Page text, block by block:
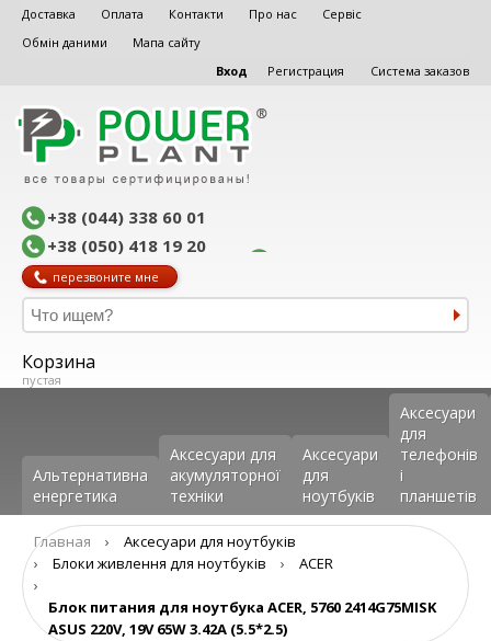
Доставка Оплата Контакти Про нас
Сервіс
Обмін даними
Мапа сайту
Вход
Регистрация Система заказов
+38 (044) 338 60 01
+38 (050) 418 19 20
перезвоните мне
Корзина
пустая
Альтернативна
енергетика
Аксесуари для
акумуляторної
техніки
Аксесуари
для
ноутбуків
Аксеcуари
для
телефонів
і
планшетів
Главная ›
Аксесуари для ноутбуків
›
Блоки живлення для ноутбуків ›
ACER
›
Блок питания для ноутбука ACER, 5760 2414G75MISK
ASUS 220V, 19V 65W 3.42A (5.5*2.5)